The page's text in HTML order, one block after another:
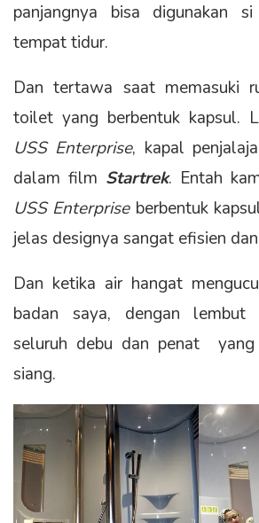
panjangnya bisa digunakan
tempat tidur.
Dan tertawa saat memasuki
toilet yang berbentuk kapsul.
USS Enterprise, kapal
dalam film Startrek. Entah
USS Enterpriseberbentuk
jelas designya sangat efisien
Dan ketika air hangat
badan saya, dengan lembut
seluruh debu dan penat yang
siang.